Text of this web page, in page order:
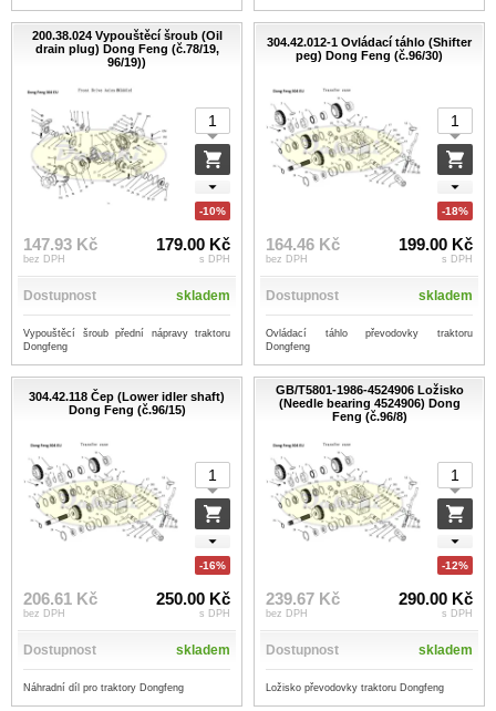
200.38.024 Vypouštěcí šroub (Oil
drain plug) Dong Feng (č.78/19,
96/19))
-10%
147.93 Kč
bez DPH
179.00 Kč
s DPH
Dostupnost skladem
Vypouštěcí šroub přední nápravy traktoru
Dongfeng
304.42.012-1 Ovládací táhlo (Shifter
peg) Dong Feng (č.96/30)
-18%
164.46 Kč
bez DPH
199.00 Kč
s DPH
Dostupnost skladem
Ovládací táhlo převodovky traktoru
Dongfeng
304.42.118 Čep (Lower idler shaft)
Dong Feng (č.96/15)
-16%
206.61 Kč
bez DPH
250.00 Kč
s DPH
Dostupnost skladem
Náhradní díl pro traktory Dongfeng
GB/T5801-1986-4524906 Ložisko
(Needle bearing 4524906) Dong
Feng (č.96/8)
-12%
239.67 Kč
bez DPH
290.00 Kč
s DPH
Dostupnost skladem
Ložisko převodovky traktoru Dongfeng